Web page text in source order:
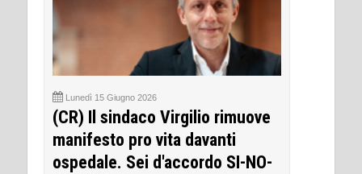
Lunedì 15 Giugno 2026
(CR) Il sindaco Virgilio rimuove
manifesto pro vita davanti
ospedale. Sei d'accordo SI-NO-